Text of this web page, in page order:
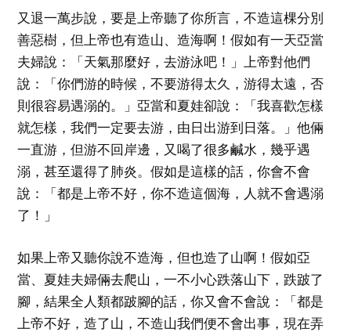
又退一萬步說，要是上帝聽了你所言，不造這棵分別
善惡樹，但上帝也有造山、造海啊！假如有一天亞當
夫婦說：「天氣那麼好，去游泳吧！」上帝對他們
說：「你們游的時候，不要游得太久，游得太遠，否
則很容易遇溺的。」亞當和夏娃卻說：「我喜歡怎樣
就怎樣，我們一定要去游，由日出游到日落。」他倆
一直游，但游不回岸邊，又喝了很多鹹水，幾乎遇
溺，甚至還得了肺炎。假如是這樣的話，你會不會
說：「都是上帝不好，你不造這個海，人就不會遇溺
了！」
如果上帝又聽你說不造海，但也造了山啊！假如亞
當、夏娃夫婦倆去爬山，一不小心跌落山下，跌跛了
腳，結果全人類都跛腳的話，你又會不會說：「都是
上帝不好，造了山，不造山我們便不會出事，現在弄